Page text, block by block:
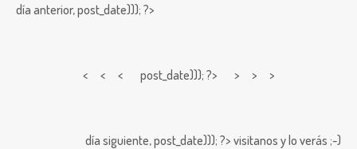
día anterior,post_date))); ?>
< < < post_date))); ?> > > >
día siguiente,post_date))); ?> visitanos y lo verás ;-)